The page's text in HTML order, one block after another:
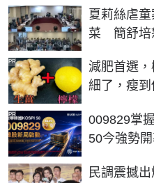
夏莉絲虐
菜 簡舒培
減肥首選
細了，瘦
PR
009829掌
50今強勢
PR
民調震撼